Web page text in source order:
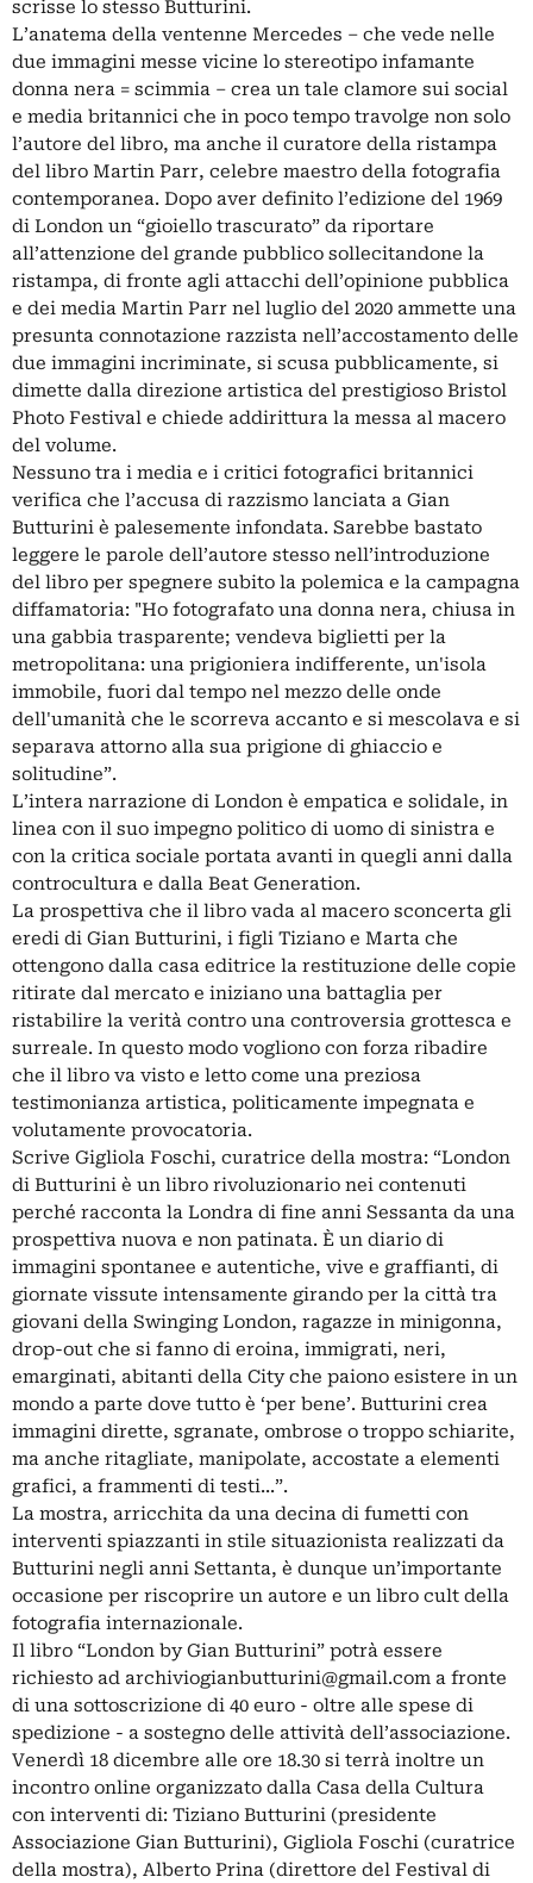
scrisse lo stesso Butturini.
L’anatema della ventenne Mercedes – che vede nelle
due immagini messe vicine lo stereotipo infamante
donna nera = scimmia – crea un tale clamore sui social
e media britannici che in poco tempo travolge non solo
l’autore del libro, ma anche il curatore della ristampa
del libro Martin Parr, celebre maestro della fotografia
contemporanea. Dopo aver definito l’edizione del 1969
di London un “gioiello trascurato” da riportare
all’attenzione del grande pubblico sollecitandone la
ristampa, di fronte agli attacchi dell’opinione pubblica
e dei media Martin Parr nel luglio del 2020 ammette una
presunta connotazione razzista nell’accostamento delle
due immagini incriminate, si scusa pubblicamente, si
dimette dalla direzione artistica del prestigioso Bristol
Photo Festival e chiede addirittura la messa al macero
del volume.
Nessuno tra i media e i critici fotografici britannici
verifica che l’accusa di razzismo lanciata a Gian
Butturini è palesemente infondata. Sarebbe bastato
leggere le parole dell’autore stesso nell’introduzione
del libro per spegnere subito la polemica e la campagna
diffamatoria: "Ho fotografato una donna nera, chiusa in
una gabbia trasparente; vendeva biglietti per la
metropolitana: una prigioniera indifferente, un'isola
immobile, fuori dal tempo nel mezzo delle onde
dell'umanità che le scorreva accanto e si mescolava e si
separava attorno alla sua prigione di ghiaccio e
solitudine”.
L’intera narrazione di London è empatica e solidale, in
linea con il suo impegno politico di uomo di sinistra e
con la critica sociale portata avanti in quegli anni dalla
controcultura e dalla Beat Generation.
La prospettiva che il libro vada al macero sconcerta gli
eredi di Gian Butturini, i figli Tiziano e Marta che
ottengono dalla casa editrice la restituzione delle copie
ritirate dal mercato e iniziano una battaglia per
ristabilire la verità contro una controversia grottesca e
surreale. In questo modo vogliono con forza ribadire
che il libro va visto e letto come una preziosa
testimonianza artistica, politicamente impegnata e
volutamente provocatoria.
Scrive Gigliola Foschi, curatrice della mostra: “London
di Butturini è un libro rivoluzionario nei contenuti
perché racconta la Londra di fine anni Sessanta da una
prospettiva nuova e non patinata. È un diario di
immagini spontanee e autentiche, vive e graffianti, di
giornate vissute intensamente girando per la città tra
giovani della Swinging London, ragazze in minigonna,
drop-out che si fanno di eroina, immigrati, neri,
emarginati, abitanti della City che paiono esistere in un
mondo a parte dove tutto è ‘per bene’. Butturini crea
immagini dirette, sgranate, ombrose o troppo schiarite,
ma anche ritagliate, manipolate, accostate a elementi
grafici, a frammenti di testi...”.
La mostra, arricchita da una decina di fumetti con
interventi spiazzanti in stile situazionista realizzati da
Butturini negli anni Settanta, è dunque un’importante
occasione per riscoprire un autore e un libro cult della
fotografia internazionale.
Il libro “London by Gian Butturini” potrà essere
richiesto ad archiviogianbutturini@gmail.com a fronte
di una sottoscrizione di 40 euro - oltre alle spese di
spedizione - a sostegno delle attività dell’associazione.
Venerdì 18 dicembre alle ore 18.30 si terrà inoltre un
incontro online organizzato dalla Casa della Cultura
con interventi di: Tiziano Butturini (presidente
Associazione Gian Butturini), Gigliola Foschi (curatrice
della mostra), Alberto Prina (direttore del Festival di